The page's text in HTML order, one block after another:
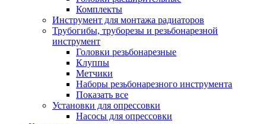
Комплекты
Инструмент для монтажа радиаторов
Трубогибы, труборезы и резьбонарезной
инструмент
Головки резьбонарезные
Клуппы
Метчики
Наборы резьбонарезного инструмента
Показать все
Установки для опрессовки
Насосы для опрессовки